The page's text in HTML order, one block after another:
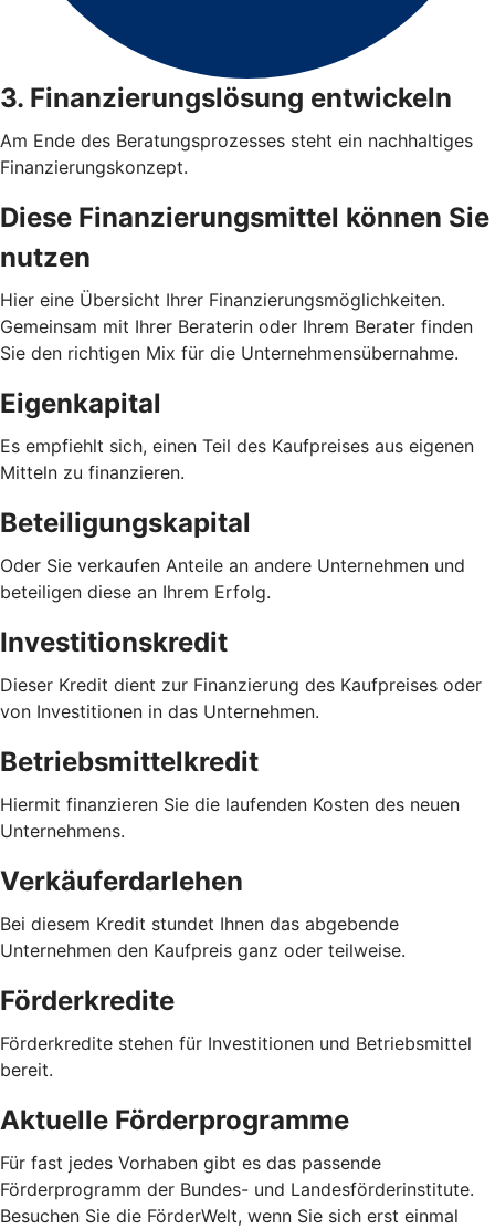
3. Finanzierungslösung entwickeln
Am Ende des Beratungsprozesses steht ein nachhaltiges
Finanzierungskonzept.
Diese Finanzierungsmittel können Sie
nutzen
Hier eine Übersicht Ihrer Finanzierungsmöglichkeiten.
Gemeinsam mit Ihrer Beraterin oder Ihrem Berater finden
Sie den richtigen Mix für die Unternehmensübernahme.
Eigenkapital
Es empfiehlt sich, einen Teil des Kaufpreises aus eigenen
Mitteln zu finanzieren.
Beteiligungskapital
Oder Sie verkaufen Anteile an andere Unternehmen und
beteiligen diese an Ihrem Erfolg.
Investitionskredit
Dieser Kredit dient zur Finanzierung des Kaufpreises oder
von Investitionen in das Unternehmen.
Betriebsmittelkredit
Hiermit finanzieren Sie die laufenden Kosten des neuen
Unternehmens.
Verkäuferdarlehen
Bei diesem Kredit stundet Ihnen das abgebende
Unternehmen den Kaufpreis ganz oder teilweise.
Förderkredite
Förderkredite stehen für Investitionen und Betriebsmittel
bereit.
Aktuelle Förderprogramme
Für fast jedes Vorhaben gibt es das passende
Förderprogramm der Bundes- und Landesförderinstitute.
Besuchen Sie die FörderWelt, wenn Sie sich erst einmal